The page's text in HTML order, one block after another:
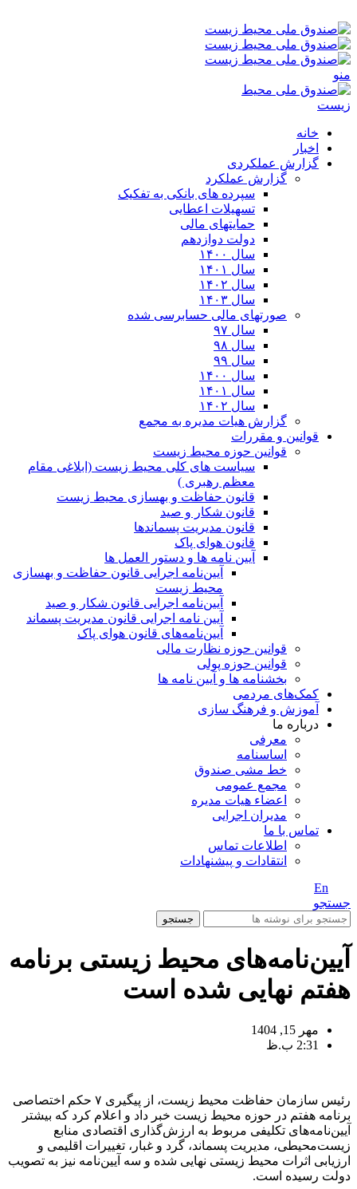
منو
خانه
اخبار
گزارش عملکردی
گزارش عملکرد
سپرده های بانکی به تفکیک
تسهیلات اعطایی
حمایتهای مالی
دولت دوازدهم
سال ۱۴۰۰
سال ۱۴۰۱
سال ۱۴۰۲
سال ۱۴۰۳
صورتهای مالی حسابرسی شده
سال ۹۷
سال ۹۸
سال ۹۹
سال ۱۴۰۰
سال ۱۴۰۱
سال ۱۴۰۲
گزارش هیات مدیره به مجمع
قوانین و مقررات
قوانین حوزه محیط زیست
ﺳﯿﺎﺳﺖ ﻫﺎی ﮐﻠﯽ ﻣﺤﯿﻂ زﯾﺴﺖ (ابلاغی مقام
معظم رهبری )
قانون حفاظت و بهسازی محیط زیست
قانون شکار و صید
قانون مدیریت پسماندها
قانون هوای پاک
آیین نامه ها و دستور العمل ها
آیین‌نامه اجرایی قانون حفاظت و بهسازی
محیط زیست
آیین‌نامه اجرایی قانون شکار و صید
آیین نامه اجرایی قانون مدیریت پسماند
آیین‌نامه‌های قانون هوای پاک
قوانین حوزه نظارت مالی
قوانین حوزه پولی
بخشنامه ها و آیین نامه ها
کمک‌های مردمی
آموزش و فرهنگ سازی
درباره ما
معرفی
اساسنامه
خط مشی صندوق
مجمع عمومی
اعضاء هیات مدیره
مدیران اجرایی
تماس با ما
اطلاعات تماس
انتقادات و پیشنهادات
En
جستجو
جستجو
آیین‌نامه‌های محیط زیستی برنامه
هفتم نهایی شده است
مهر 15, 1404
2:31 ب.ظ
رئیس سازمان حفاظت محیط زیست، از پیگیری ۷ حکم اختصاصی
برنامه هفتم در حوزه محیط زیست خبر داد و اعلام کرد که بیشتر
آیین‌نامه‌های تکلیفی مربوط به ارزش‌گذاری اقتصادی منابع
زیست‌محیطی، مدیریت پسماند، گرد و غبار، تغییرات اقلیمی و
ارزیابی اثرات محیط زیستی نهایی شده و سه آیین‌نامه نیز به تصویب
دولت رسیده است.